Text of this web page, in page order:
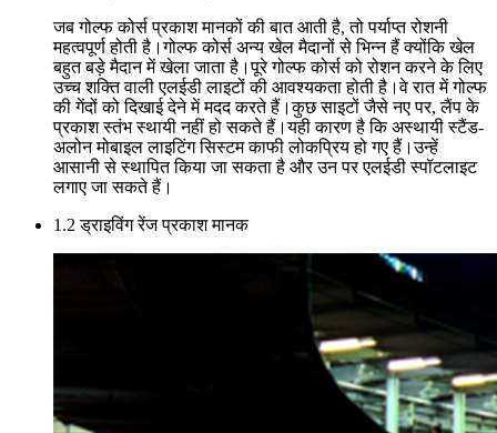
जब गोल्फ कोर्स प्रकाश मानकों की बात आती है, तो पर्याप्त रोशनी
महत्वपूर्ण होती है।गोल्फ कोर्स अन्य खेल मैदानों से भिन्न हैं क्योंकि खेल
बहुत बड़े मैदान में खेला जाता है।पूरे गोल्फ कोर्स को रोशन करने के लिए
उच्च शक्ति वाली एलईडी लाइटों की आवश्यकता होती है।वे रात में गोल्फ
की गेंदों को दिखाई देने में मदद करते हैं।कुछ साइटों जैसे नए पर, लैंप के
प्रकाश स्तंभ स्थायी नहीं हो सकते हैं।यही कारण है कि अस्थायी स्टैंड-
अलोन मोबाइल लाइटिंग सिस्टम काफी लोकप्रिय हो गए हैं।उन्हें
आसानी से स्थापित किया जा सकता है और उन पर एलईडी स्पॉटलाइट
लगाए जा सकते हैं।
1.2 ड्राइविंग रेंज प्रकाश मानक